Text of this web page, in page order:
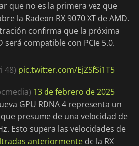
que no es la primera vez que
la Radeon RX 9070 XT de AMD.
confirma que la próxima
será compatible con PCIe 5.0.
48) pic.twitter.com/EjZSfSi1T5
13 de febrero de 2025
GPU RDNA 4 representa un
presume de una velocidad de
Esto supera las velocidades de
anteriormente de la RX